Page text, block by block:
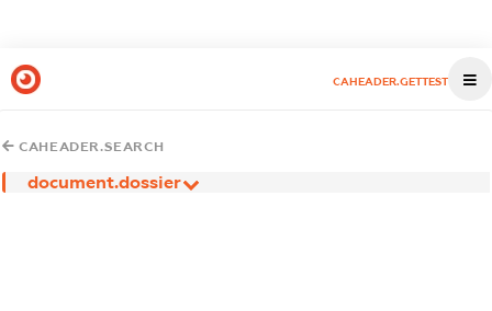
CAHEADER.GETTEST
CAHEADER.SEARCH
document.dossier